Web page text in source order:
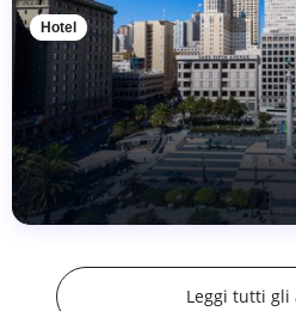
Hotel
Leggi tutti gli